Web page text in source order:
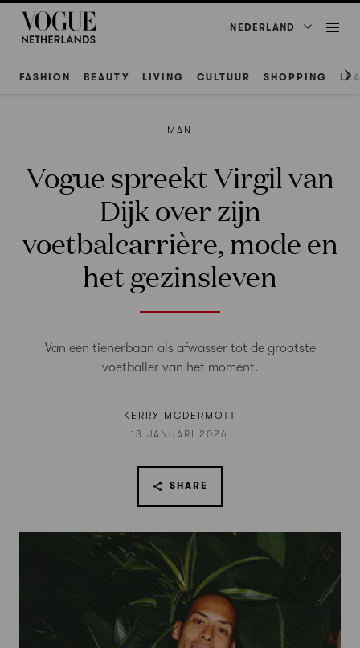
NEDERLAND
FASHION BEAUTY LIVING CULTUUR SHOPPING
MAN
Vogue spreekt Virgil van
Dijk over zijn
voetbalcarrière, mode en
het gezinsleven
Van een tienerbaan als afwasser tot de grootste
voetballer van het moment.
KERRY MCDERMOTT
13 JANUARI 2026
SHARE